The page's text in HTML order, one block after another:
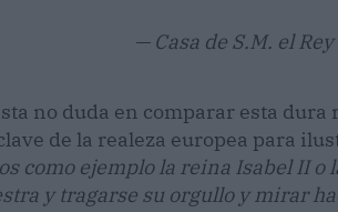
— Casa de S.M. el
no duda en comparar esta
de la realeza europea para
como ejemplo la reina Isabel II
y tragarse su orgullo y mirar